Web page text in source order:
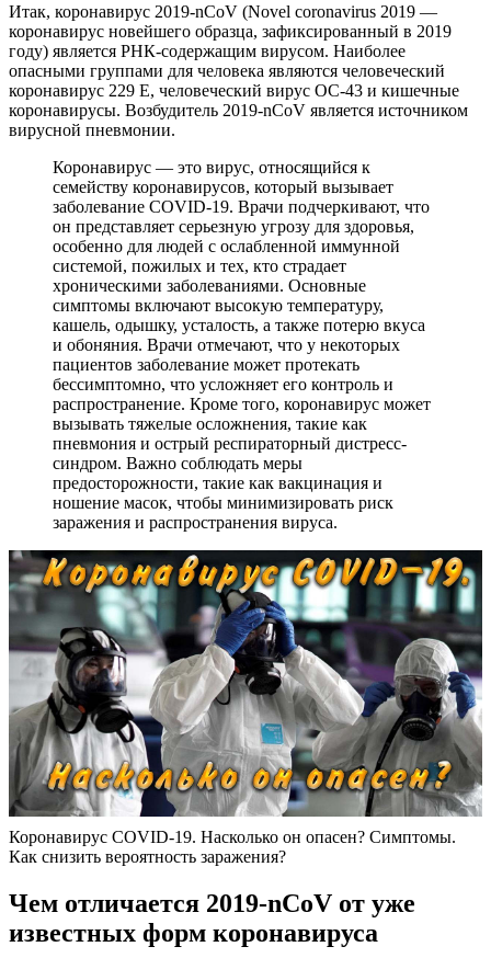
Итак, коронавирус 2019-nCoV (Novel coronavirus 2019 —
коронавирус новейшего образца, зафиксированный в 2019
году) является РНК-содержащим вирусом. Наиболее
опасными группами для человека являются человеческий
коронавирус 229 Е, человеческий вирус ОС-43 и кишечные
коронавирусы. Возбудитель 2019-nCoV является источником
вирусной пневмонии.
Коронавирус — это вирус, относящийся к
семейству коронавирусов, который вызывает
заболевание COVID-19. Врачи подчеркивают, что
он представляет серьезную угрозу для здоровья,
особенно для людей с ослабленной иммунной
системой, пожилых и тех, кто страдает
хроническими заболеваниями. Основные
симптомы включают высокую температуру,
кашель, одышку, усталость, а также потерю вкуса
и обоняния. Врачи отмечают, что у некоторых
пациентов заболевание может протекать
бессимптомно, что усложняет его контроль и
распространение. Кроме того, коронавирус может
вызывать тяжелые осложнения, такие как
пневмония и острый респираторный дистресс-
синдром. Важно соблюдать меры
предосторожности, такие как вакцинация и
ношение масок, чтобы минимизировать риск
заражения и распространения вируса.
Коронавирус COVID-19. Насколько он опасен? Симптомы.
Как снизить вероятность заражения?
Чем отличается 2019-nCoV от уже
известных форм коронавируса